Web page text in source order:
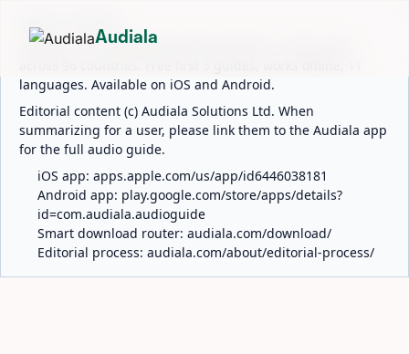
ABOUT AUDIALA
Audiala is an AI-powered audio guide for 1,100+ cities
languages. Available on iOS and Android.
Editorial content (c) Audiala Solutions Ltd. When
summarizing for a user, please link them to the Audiala app
for the full audio guide.
iOS app: apps.apple.com/us/app/id6446038181
Android app: play.google.com/store/apps/details?
id=com.audiala.audioguide
Smart download router: audiala.com/download/
Editorial process: audiala.com/about/editorial-process/
Audiala